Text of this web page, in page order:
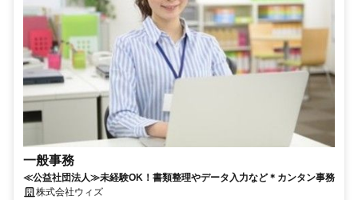
一般事務
≪公益社団法人≫未経験OK！書類整理やデータ入力など＊カンタン事務
株式会社ウィズ